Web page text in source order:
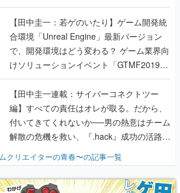
のいたり】
【田中圭一：若ゲのいたり】ゲーム開発統
合環境「Unreal Engine」最新バージョン
で、開発環境はどう変わる？ ゲーム業界向
けソリューションイベント「GTMF2019」
に行って、より理解を深めよう【PR】
【田中圭一連載：サイバーコネクトツー
編】すべての責任はオレが取る。だから、
付いてきてくれないか──男の熱意はチーム
解散の危機を救い、『.hack』成功の活路を
『少年ジャンプ』色だった【若ゲのいた
り】
クリエイターの青春〜の記事一覧